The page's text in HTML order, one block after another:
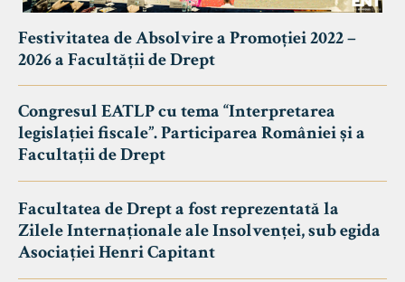
Festivitatea de Absolvire a Promoției 2022 –
2026 a Facultății de Drept
Congresul EATLP cu tema “Interpretarea
legislației fiscale”. Participarea României și a
Facultații de Drept
Facultatea de Drept a fost reprezentată la
Zilele Internaționale ale Insolvenței, sub egida
Asociației Henri Capitant